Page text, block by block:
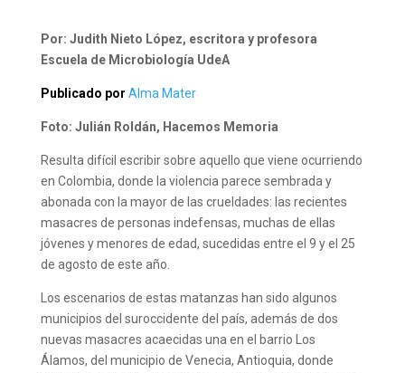
Por: Judith Nieto López, escritora y profesora
Escuela de Microbiología UdeA
Publicado por Alma Mater
Foto: Julián Roldán, Hacemos Memoria
Resulta difícil escribir sobre aquello que viene ocurriendo
en Colombia, donde la violencia parece sembrada y
abonada con la mayor de las crueldades: las recientes
masacres de personas indefensas, muchas de ellas
jóvenes y menores de edad, sucedidas entre el 9 y el 25
de agosto de este año.
Los escenarios de estas matanzas han sido algunos
municipios del suroccidente del país, además de dos
nuevas masacres acaecidas una en el barrio Los
Álamos, del municipio de Venecia, Antioquia, donde